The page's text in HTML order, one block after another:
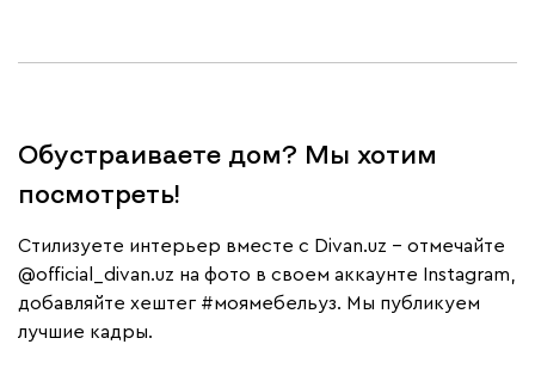
Обустраиваете дом? Мы хотим
посмотреть!
Cтилизуете интерьер вместе с Divan.uz – отмечайте
@official_divan.uz на фото в своем аккаунте Instagram,
добавляйте хештег #моямебельуз. Мы публикуем
лучшие кадры.